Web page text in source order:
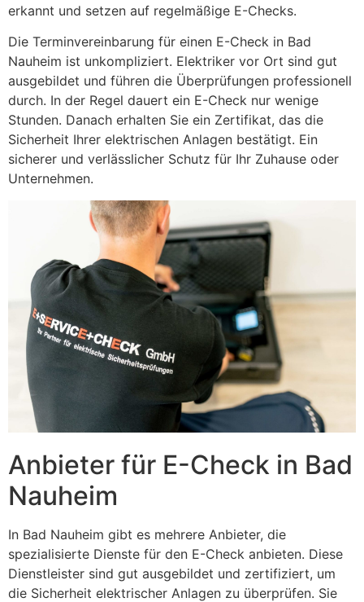
erkannt und setzen auf regelmäßige E-Checks.
Die Terminvereinbarung für einen E-Check in Bad
Nauheim ist unkompliziert. Elektriker vor Ort sind gut
ausgebildet und führen die Überprüfungen professionell
durch. In der Regel dauert ein E-Check nur wenige
Stunden. Danach erhalten Sie ein Zertifikat, das die
Sicherheit Ihrer elektrischen Anlagen bestätigt. Ein
sicherer und verlässlicher Schutz für Ihr Zuhause oder
Unternehmen.
Anbieter für E-Check in Bad
Nauheim
In Bad Nauheim gibt es mehrere Anbieter, die
spezialisierte Dienste für den E-Check anbieten. Diese
Dienstleister sind gut ausgebildet und zertifiziert, um
die Sicherheit elektrischer Anlagen zu überprüfen. Sie